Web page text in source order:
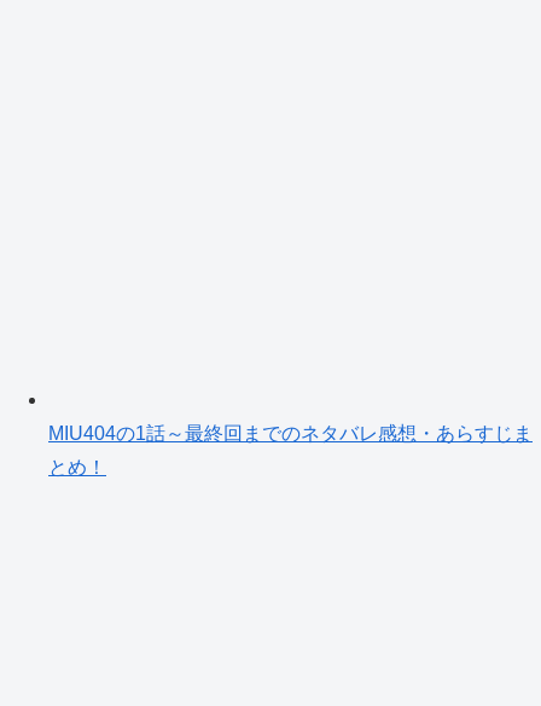
MIU404の1話～最終回までのネタバレ感想・あらすじま
とめ！